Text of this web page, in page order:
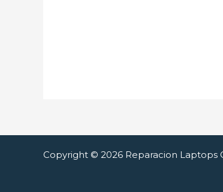
Copyright © 2026 Reparacion Laptops